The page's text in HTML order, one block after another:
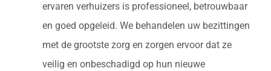
ervaren verhuizers is professioneel, betrouwbaar
en goed opgeleid. We behandelen uw bezittingen
met de grootste zorg en zorgen ervoor dat ze
veilig en onbeschadigd op hun nieuwe